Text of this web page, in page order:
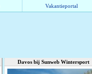
Vakantieportal
Davos bij Sunweb Wintersport